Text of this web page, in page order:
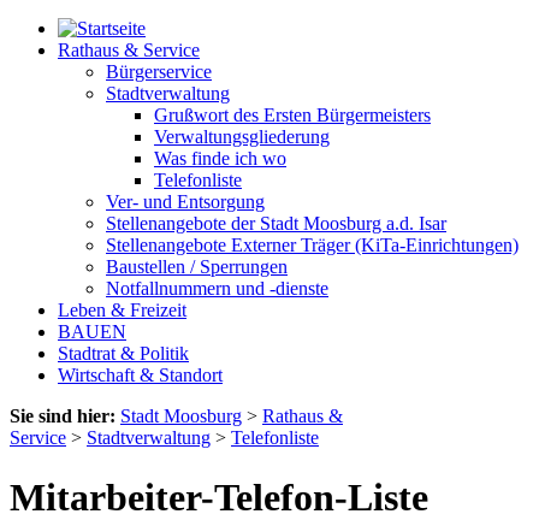
Rathaus & Service
Bürgerservice
Stadtverwaltung
Grußwort des Ersten Bürgermeisters
Verwaltungsgliederung
Was finde ich wo
Telefonliste
Ver- und Entsorgung
Stellenangebote der Stadt Moosburg a.d. Isar
Stellenangebote Externer Träger (KiTa-Einrichtungen)
Baustellen / Sperrungen
Notfallnummern und -dienste
Leben & Freizeit
BAUEN
Stadtrat & Politik
Wirtschaft & Standort
Sie sind hier: Stadt Moosburg > Rathaus &
Service > Stadtverwaltung > Telefonliste
Mitarbeiter-Telefon-Liste